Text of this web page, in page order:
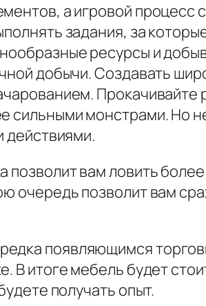
а игровой процесс
задания, за
ресурсы и
добычи. Создавать
сильными монстрами. Но
действиями.
вам ловить
очередь позволит вам
появляющимся
В итоге мебель будет
получать опыт.